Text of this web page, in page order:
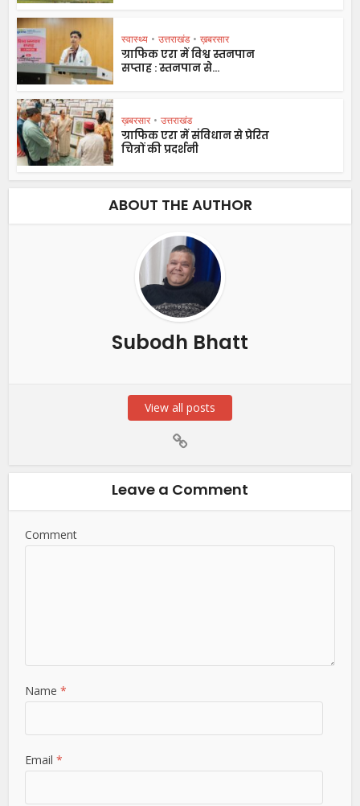
स्वास्थ्य • उत्तराखंड • ख़बरसार
ग्राफिक एरा में विश्व स्तनपान
सप्ताह : स्तनपान से...
ख़बरसार • उत्तराखंड
ग्राफिक एरा में संविधान से प्रेरित
चित्रों की प्रदर्शनी
ABOUT THE AUTHOR
Subodh Bhatt
View all posts
Leave a Comment
Comment
Name*
Email*